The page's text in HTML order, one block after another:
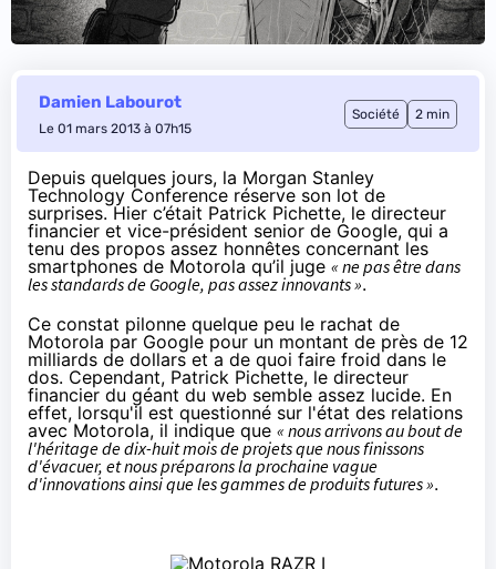
Damien Labourot
Le 01 mars 2013 à 07h15
Société 2 min
Depuis quelques jours, la Morgan Stanley
Technology Conference réserve son lot de
surprises. Hier c’était Patrick Pichette, le directeur
financier et vice-président senior de Google, qui a
tenu des propos assez honnêtes concernant les
smartphones de Motorola qu’il juge « ne pas être dans
les standards de Google, pas assez innovants ».
Ce constat pilonne quelque peu le rachat de
Motorola par Google pour un montant de près de 12
milliards de dollars et a de quoi faire froid dans le
dos. Cependant, Patrick Pichette, le directeur
financier du géant du web semble assez lucide. En
effet, lorsqu'il est questionné sur l'état des relations
avec Motorola, il indique que « nous arrivons au bout de
l'héritage de dix-huit mois de projets que nous finissons
d'évacuer, et nous préparons la prochaine vague
d'innovations ainsi que les gammes de produits futures ».